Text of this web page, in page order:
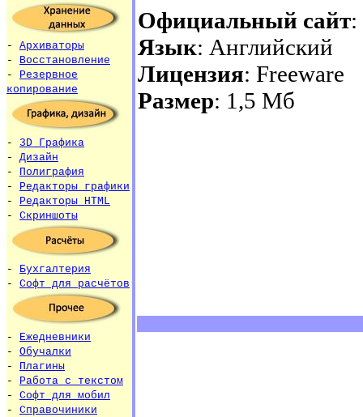
- Архиваторы
- Восстановление
- Резервное
копирование
- 3D Графика
- Дизайн
- Полиграфия
- Редакторы графики
- Редакторы HTML
- Скриншоты
- Бухгалтерия
- Софт для расчётов
- Ежедневники
- Обучалки
- Плагины
- Работа с текстом
- Софт для мобил
- Справочиники
Официальный сайт
Язык: Английский
Лицензия: Freeware
Размер: 1,5 Мб